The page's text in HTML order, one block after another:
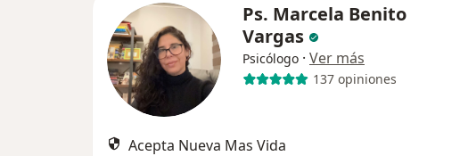
Ps. Marcela Benito
Vargas
Psicólogo · Ver más
137 opiniones
Acepta Nueva Mas Vida